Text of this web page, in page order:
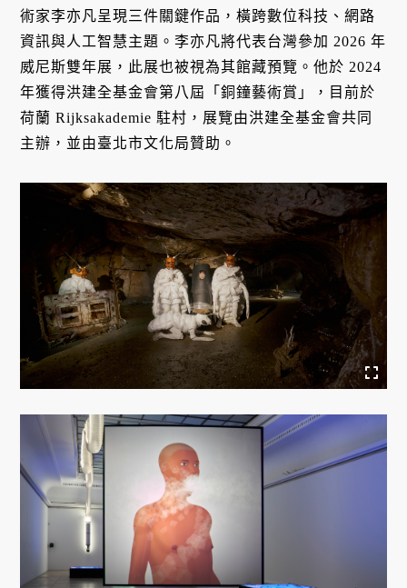
術家李亦凡呈現三件關鍵作品，橫跨數位科技、網路
資訊與人工智慧主題。李亦凡將代表台灣參加 2026 年
威尼斯雙年展，此展也被視為其館藏預覽。他於 2024
年獲得洪建全基金會第八屆「銅鐘藝術賞」，目前於
荷蘭 Rijksakademie 駐村，展覽由洪建全基金會共同
主辦，並由臺北市文化局贊助。